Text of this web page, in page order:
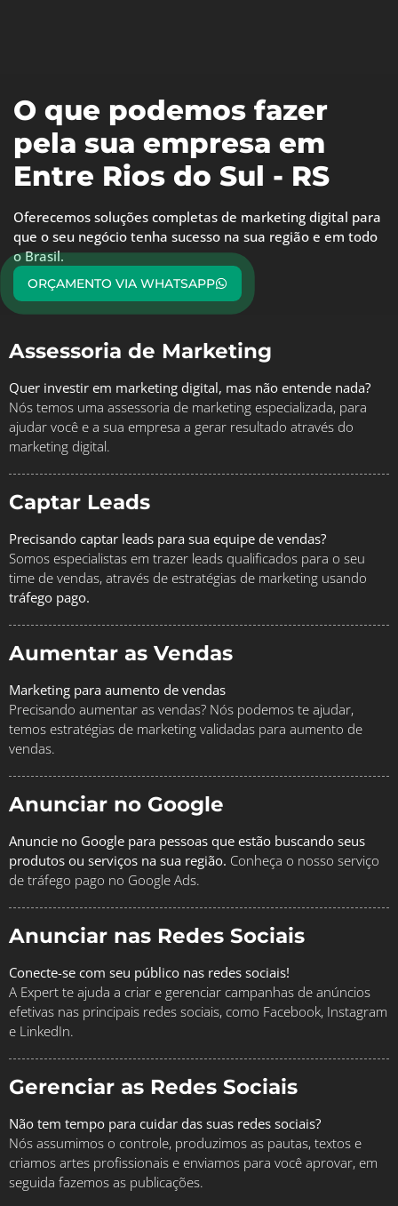
O que podemos fazer
pela sua empresa em
Entre Rios do Sul - RS
Oferecemos soluções completas de marketing digital para
que o seu negócio tenha sucesso na sua região e em todo
o Brasil.
ORÇAMENTO VIA WHATSAPP
Assessoria de Marketing
Quer investir em marketing digital, mas não entende nada?
Nós temos uma assessoria de marketing especializada, para
ajudar você e a sua empresa a gerar resultado através do
marketing digital.
Captar Leads
Precisando captar leads para sua equipe de vendas?
Somos especialistas em trazer leads qualificados para o seu
time de vendas, através de estratégias de marketing usando
tráfego pago.
Aumentar as Vendas
Marketing para aumento de vendas
Precisando aumentar as vendas? Nós podemos te ajudar,
temos estratégias de marketing validadas para aumento de
vendas.
Anunciar no Google
Anuncie no Google para pessoas que estão buscando seus
produtos ou serviços na sua região. Conheça o nosso serviço
de tráfego pago no Google Ads.
Anunciar nas Redes Sociais
Conecte-se com seu público nas redes sociais!
A Expert te ajuda a criar e gerenciar campanhas de anúncios
efetivas nas principais redes sociais, como Facebook, Instagram
e LinkedIn.
Gerenciar as Redes Sociais
Não tem tempo para cuidar das suas redes sociais?
Nós assumimos o controle, produzimos as pautas, textos e
criamos artes profissionais e enviamos para você aprovar, em
seguida fazemos as publicações.